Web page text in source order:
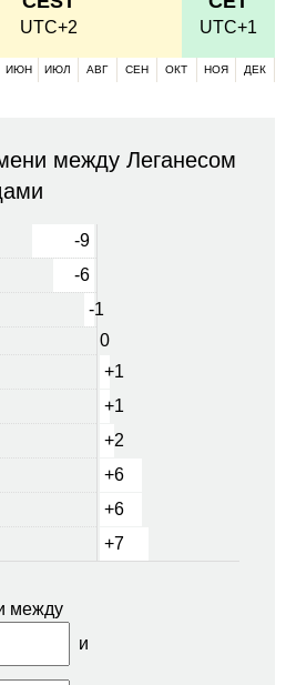
UTC+2 UTC+1
ИЮН ИЮЛ АВГ СЕН ОКТ НОЯ ДЕК
между Леганесом
-9
-6
-1
0
+1
+1
+2
+6
+6
+7
между
и